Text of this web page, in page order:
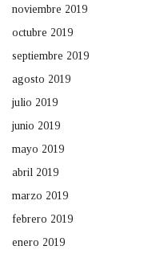
noviembre 2019
octubre 2019
septiembre 2019
agosto 2019
julio 2019
junio 2019
mayo 2019
abril 2019
marzo 2019
febrero 2019
enero 2019